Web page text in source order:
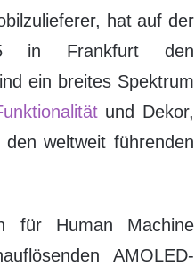
hat auf der
in Frankfurt den
ein breites Spektrum
und Dekor,
weltweit führenden
für Human Machine
AMOLED-